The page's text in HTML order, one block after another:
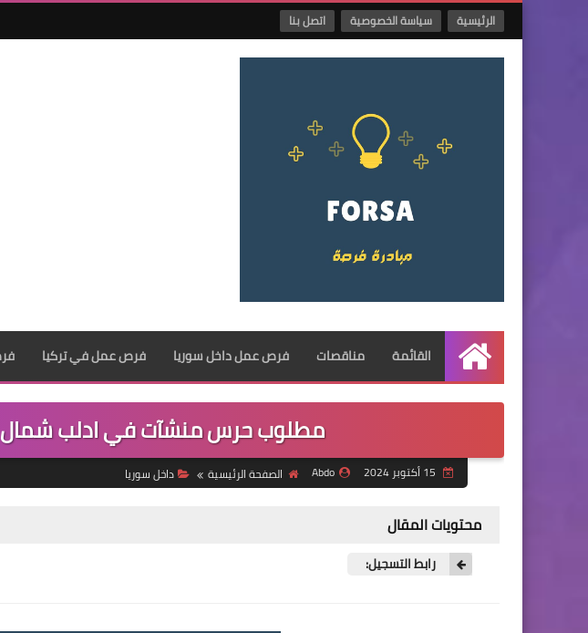
الرئيسية سياسة الخصوصية اتصل بنا
الرئيسية
القائمة مناقصات فرص عمل داخل سوريا فرص عمل في تركيا
مطلوب حرس منشآت في ادلب شمال
Abdo الصفحة الرئيسية داخل سوريا
محتويات المقال
رابط التسجيل: